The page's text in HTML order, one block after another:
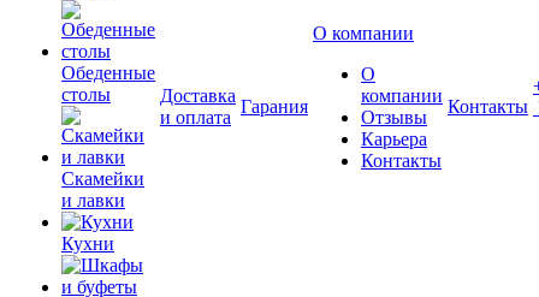
Обеденные
столы
Скамейки
и лавки
Кухни
Доставка
и оплата
Гарания
О компании
О
компании
Отзывы
Карьера
Контакты
Контакты